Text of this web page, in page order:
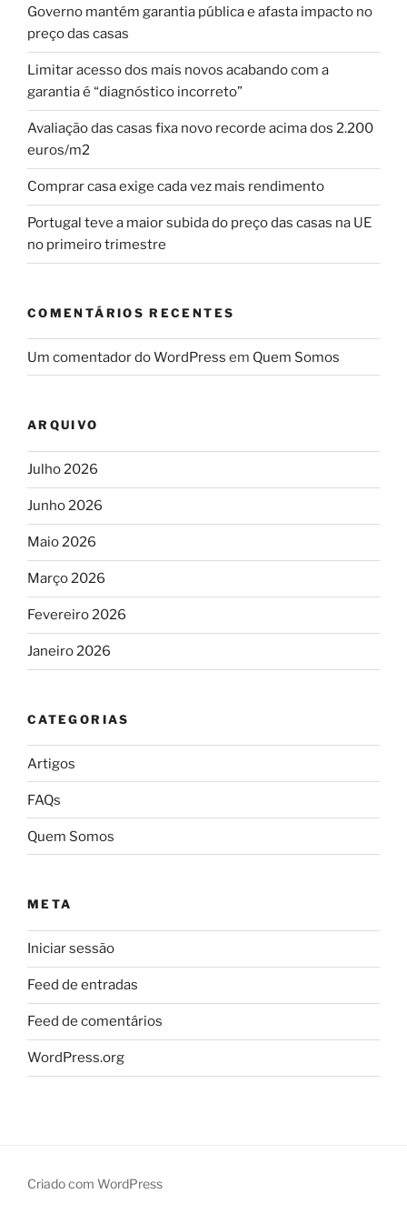
Governo mantém garantia pública e afasta impacto no
preço das casas
Limitar acesso dos mais novos acabando com a
garantia é “diagnóstico incorreto”
Avaliação das casas fixa novo recorde acima dos 2.200
euros/m2
Comprar casa exige cada vez mais rendimento
Portugal teve a maior subida do preço das casas na UE
no primeiro trimestre
COMENTÁRIOS RECENTES
Um comentador do WordPress em Quem Somos
ARQUIVO
Julho 2026
Junho 2026
Maio 2026
Março 2026
Fevereiro 2026
Janeiro 2026
CATEGORIAS
Artigos
FAQs
Quem Somos
META
Iniciar sessão
Feed de entradas
Feed de comentários
WordPress.org
Criado com WordPress